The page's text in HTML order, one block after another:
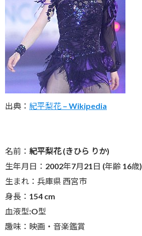
出典： 紀平梨花 – Wikipedia
名前： 紀平梨花 (きひら りか)
生年月日：2002年7月21日 (年齢 16歳)
生まれ：兵庫県 西宮市
身長：154 cm
血液型:O型
趣味：映画・音楽鑑賞